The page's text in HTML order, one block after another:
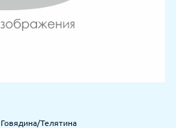
Говядина/Телятина